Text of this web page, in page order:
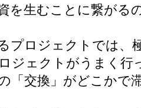
を生むことに繋がる
プロジェクトでは、
ジェクトがうまく行
「交換」がどこかで